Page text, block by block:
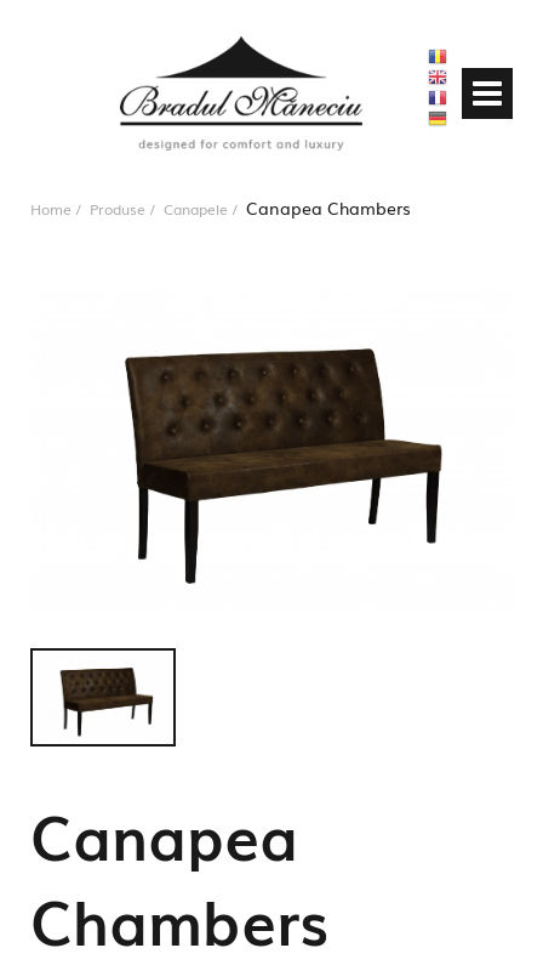
Home Produse Canapele Canapea Chambers
Canapea
Chambers